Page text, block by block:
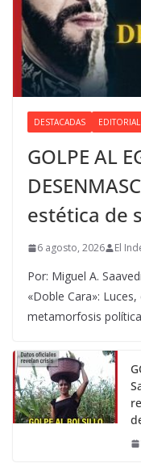
DESTACADAS EDITORIAL
GOLPE AL
estética de
6 agosto, 2026 El
Por: Miguel A.
«Doble Cara»:
metamorfosis